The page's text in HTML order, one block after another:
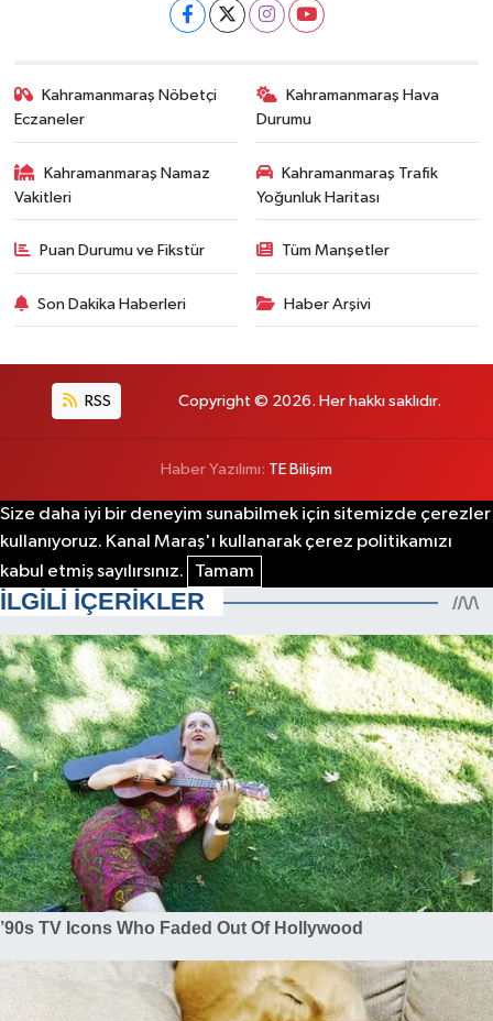
Kahramanmaraş Nöbetçi
Eczaneler
Kahramanmaraş Hava
Durumu
Kahramanmaraş Namaz
Vakitleri
Kahramanmaraş Trafik
Yoğunluk Haritası
Puan Durumu ve Fikstür Tüm Manşetler
Son Dakika Haberleri Haber Arşivi
RSS Copyright © 2026. Her hakkı saklıdır.
Haber Yazılımı: TE Bilişim
Size daha iyi bir deneyim sunabilmek için sitemizde çerezler
kullanıyoruz. Kanal Maraş'ı kullanarak çerez politikamızı
kabul etmiş sayılırsınız.
Tamam